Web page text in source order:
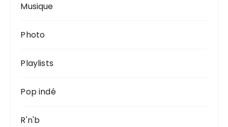
Musique
Photo
Playlists
Pop indé
R'n'b